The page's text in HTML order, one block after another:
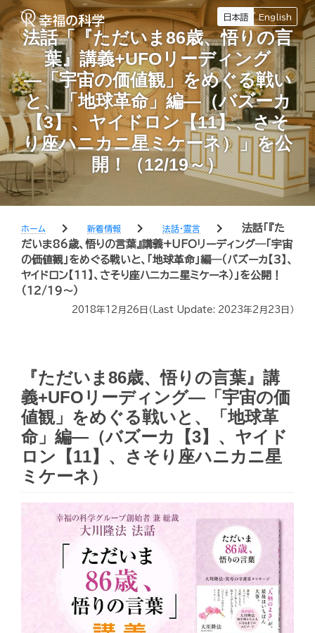
日本語 English
法話「『ただいま86歳、悟りの言
葉』講義+UFOリーディング
―「宇宙の価値観」をめぐる戦い
と、「地球革命」編―（バズーカ
【3】、ヤイドロン【11】、さそ
り座ハニカニ星ミケーネ）」を公
開！（12/19～）
ホーム chevron_right 新着情報 chevron_right 法話・霊言 chevron_right
法話「『た
だいま86歳、悟りの言葉』講義+UFOリーディング―「宇宙
の価値観」をめぐる戦いと、「地球革命」編―（バズーカ【3】、
ヤイドロン【11】、さそり座ハニカニ星ミケーネ）」を公開！
（12/19～）
2018年12月26日 （Last Update: 2023年2月23日 ）
『ただいま86歳、悟りの言葉』講
義+UFOリーディング―「宇宙の価
値観」をめぐる戦いと、「地球革
命」編―（バズーカ【3】、ヤイド
ロン【11】、さそり座ハニカニ星
ミケーネ）